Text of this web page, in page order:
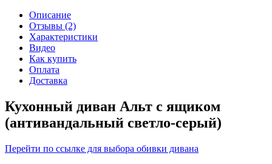
Описание
Отзывы (2)
Характеристики
Видео
Как купить
Оплата
Доставка
Кухонный диван Альт с ящиком
(антивандальный светло-серый)
Перейти по ссылке для выбора обивки дивана